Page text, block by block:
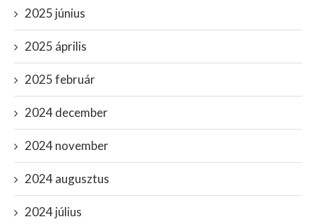
2025 június
2025 április
2025 február
2024 december
2024 november
2024 augusztus
2024 július